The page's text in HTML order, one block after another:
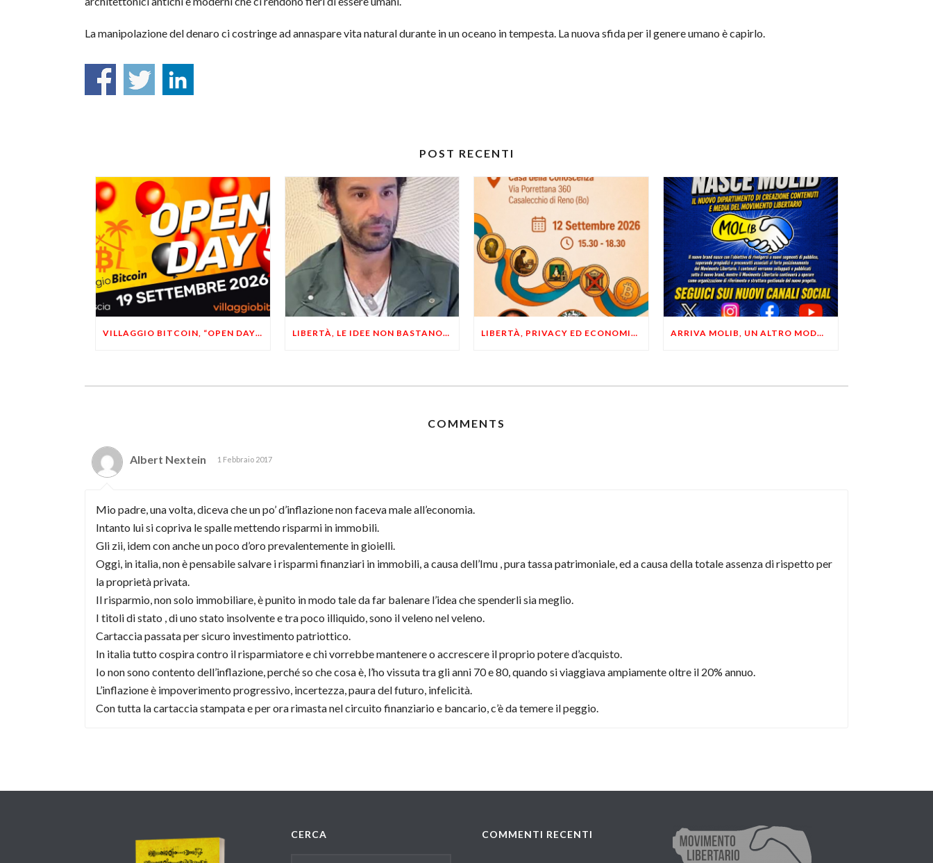
La manipolazione del denaro ci costringe ad annaspare vita natural durante in un oceano in tempesta. La nuova sfida per il genere umano è capirlo.
POST RECENTI
VILLAGGIO BITCOIN, “OPEN DAY 5”: LEONARDO FACCO OSPITE A BRESCIA LIBERTÀ, LE IDEE NON BASTANO! SERVONO ESEMPI E UN PO’ DI COERENZA LIBERTÀ, PRIVACY ED ECONOMIA DEL BUON SENSO: FACCO E MUSUMECI A CASALECCHIO DI RENO (BO) ARRIVA MOLIB, UN ALTRO MODO DI COMUNICARE LIBERTARIO
COMMENTS
Albert Nextein 1 Febbraio 2017
Mio padre, una volta, diceva che un po’ d’inflazione non faceva male all’economia.
Intanto lui si copriva le spalle mettendo risparmi in immobili.
Gli zii, idem con anche un poco d’oro prevalentemente in gioielli.
Oggi, in italia, non è pensabile salvare i risparmi finanziari in immobili, a causa dell’Imu , pura tassa patrimoniale, ed a causa della totale assenza di rispetto per
la proprietà privata.
Il risparmio, non solo immobiliare, è punito in modo tale da far balenare l’idea che spenderli sia meglio.
I titoli di stato , di uno stato insolvente e tra poco illiquido, sono il veleno nel veleno.
Cartaccia passata per sicuro investimento patriottico.
In italia tutto cospira contro il risparmiatore e chi vorrebbe mantenere o accrescere il proprio potere d’acquisto.
Io non sono contento dell’inflazione, perché so che cosa è, l’ho vissuta tra gli anni 70 e 80, quando si viaggiava ampiamente oltre il 20% annuo.
L’inflazione è impoverimento progressivo, incertezza, paura del futuro, infelicità.
Con tutta la cartaccia stampata e per ora rimasta nel circuito finanziario e bancario, c’è da temere il peggio.
CERCA COMMENTI RECENTI